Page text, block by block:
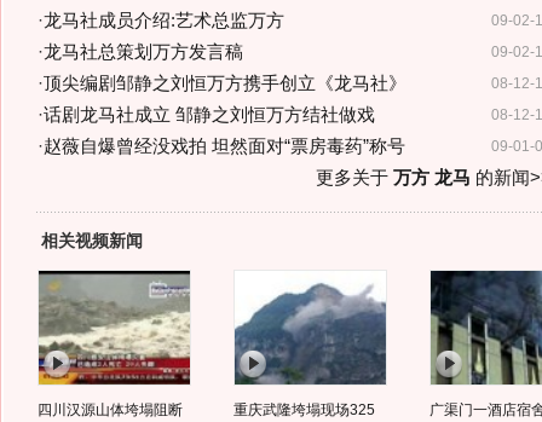
09-02-
·龙马社成员介绍:艺术总监万方
09-02-
·龙马社总策划万方发言稿
08-12-
·顶尖编剧邹静之刘恒万方携手创立《龙马社》
08-12-
·话剧龙马社成立 邹静之刘恒万方结社做戏
09-01-
·赵薇自爆曾经没戏拍 坦然面对“票房毒药”称号
更多关于 万方 龙马 的新闻
相关视频新闻
四川汉源山体垮塌阻断
重庆武隆垮塌现场325
广渠门一酒店宿